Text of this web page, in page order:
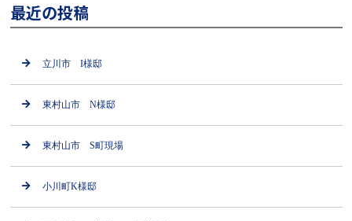
最近の投稿
立川市 I様邸
東村山市 N様邸
東村山市 S町現場
小川町K様邸